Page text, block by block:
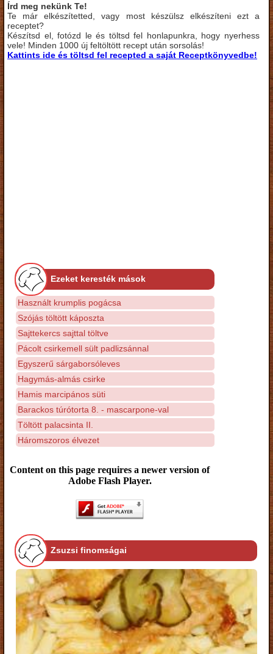
Írd meg nekünk Te!
Te már elkészítetted, vagy most készülsz elkészíteni ezt a
receptet?
Készítsd el, fotózd le és töltsd fel honlapunkra, hogy nyerhess
vele! Minden 1000 új feltöltött recept után sorsolás!
Kattints ide és töltsd fel recepted a saját Receptkönyvedbe!
Ezeket keresték mások
Használt krumplis pogácsa
Szójás töltött káposzta
Sajttekercs sajttal töltve
Pácolt csirkemell sült padlizsánnal
Egyszerű sárgaborsóleves
Hagymás-almás csirke
Hamis marcipános süti
Barackos túrótorta 8. - mascarpone-val
Töltött palacsinta II.
Háromszoros élvezet
Content on this page requires a newer version of
Adobe Flash Player.
Zsuzsi finomságai